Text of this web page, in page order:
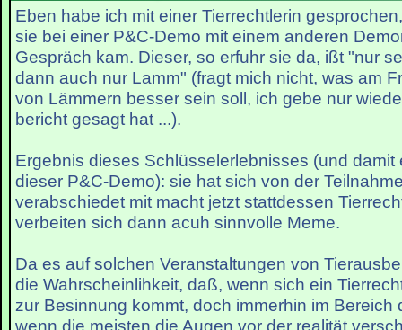
Eben habe ich mit einer Tierrechtlerin
sie bei einer P&C-Demo mit einem anderen
Gespräch kam. Dieser, so erfuhr sie da, ißt "nur
dann auch nur Lamm" (fragt mich nicht, was am
von Lämmern besser sein soll, ich gebe nur
bericht gesagt hat ...).
Ergebnis dieses Schlüsselerlebnisses (und damit
dieser P&C-Demo): sie hat sich von der
verabschiedet mit macht jetzt stattdessen
verbeiten sich dann acuh sinnvolle Meme.
Da es auf solchen Veranstaltungen von
die Wahrscheinlihkeit, daß, wenn sich ein
zur Besinnung kommt, doch immerhin im Bereich
wenn die meisten die Augen vor der realität